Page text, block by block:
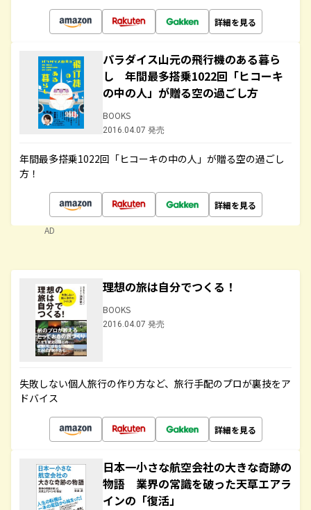
詳細を見る
パラダイス山元の飛行機のある暮ら
し 年間最多搭乗1022回「ヒコーキ
の中の人」が贈る空の過ごし方
BOOKS
2016.04.07 発売
年間最多搭乗1022回「ヒコーキの中の人」が贈る空の過ごし
方！
詳細を見る
AD
理想の旅は自分でつくる！
BOOKS
2016.04.07 発売
失敗しない個人旅行の作り方など、旅行手配のプロが裏技をア
ドバイス
詳細を見る
日本一小さな航空会社の大きな奇跡の
物語 業界の常識を破った天草エアラ
インの「復活」